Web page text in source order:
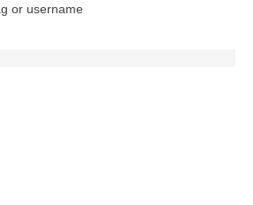
or username